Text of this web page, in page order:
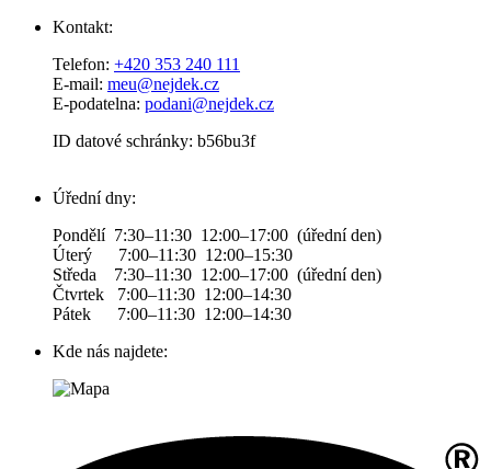
Kontakt:
Telefon: +420 353 240 111
E-mail: meu@nejdek.cz
E-podatelna: podani@nejdek.cz
ID datové schránky: b56bu3f
Úřední dny:
Pondělí 7:30–11:30 12:00–17:00 (úřední den)
Úterý 7:00–11:30 12:00–15:30
Středa 7:30–11:30 12:00–17:00 (úřední den)
Čtvrtek 7:00–11:30 12:00–14:30
Pátek 7:00–11:30 12:00–14:30
Kde nás najdete: